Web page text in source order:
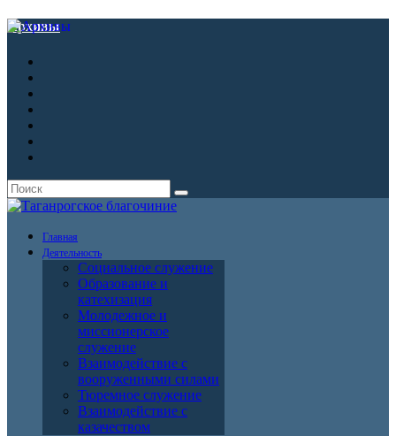
Архивы
Главная
Деятельность
Социальное служение
Образование и
катехизация
Молодежное и
миссионерское
служение
Взаимодействие с
вооруженными силами
Тюремное служение
Взаимодействие с
казачеством